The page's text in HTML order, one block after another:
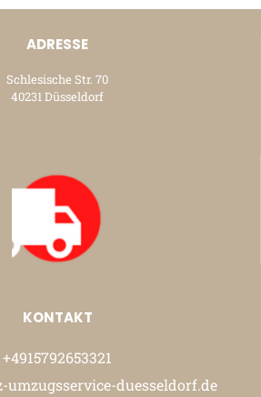
ADRESSE
Schlesische Str. 70
40231 Düsseldorf
KONTAKT
+4915792653321
umzugsservice-duesseldorf.de